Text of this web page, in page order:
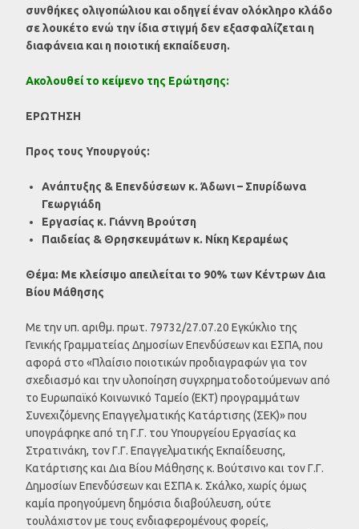
συνθήκες ολιγοπώλιου και οδηγεί έναν ολόκληρο κλάδο
σε λουκέτο ενώ την ίδια στιγμή δεν εξασφαλίζεται η
διαφάνεια και η ποιοτική εκπαίδευση.
Ακολουθεί το κείμενο της Ερώτησης:
ΕΡΩΤΗΣΗ
Προς τους Υπουργούς:
Ανάπτυξης & Επενδύσεων κ. Άδωνι – Σπυρίδωνα
Γεωργιάδη
Εργασίας κ. Γιάννη Βρούτση
Παιδείας & Θρησκευμάτων κ. Νίκη Κεραμέως
Θέμα: Με κλείσιμο απειλείται το 90% των Κέντρων Δια
Βίου Μάθησης
Με την υπ. αριθμ. πρωτ. 79732/27.07.20 Εγκύκλιο της
Γενικής Γραμματείας Δημοσίων Επενδύσεων και ΕΣΠΑ, που
αφορά στο «Πλαίσιο ποιοτικών προδιαγραφών για τον
σχεδιασμό και την υλοποίηση συγχρηματοδοτούμενων από
το Ευρωπαϊκό Κοινωνικό Ταμείο (ΕΚΤ) προγραμμάτων
Συνεχιζόμενης Επαγγελματικής Κατάρτισης (ΣΕΚ)» που
υπογράφηκε από τη Γ.Γ. του Υπουργείου Εργασίας κα
Στρατινάκη, τον Γ.Γ. Επαγγελματικής Εκπαίδευσης,
Κατάρτισης και Δια Βίου Μάθησης κ. Βούτσινο και τον Γ.Γ.
Δημοσίων Επενδύσεων και ΕΣΠΑ κ. Σκάλκο, χωρίς όμως
καμία προηγούμενη δημόσια διαβούλευση, ούτε
τουλάχιστον με τους ενδιαφερομένους φορείς,